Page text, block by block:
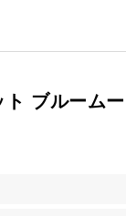
ト ブルーム